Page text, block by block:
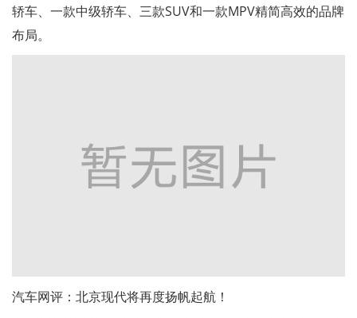
轿车、一款中级轿车、三款SUV和一款MPV精简高效的品牌
布局。
汽车网评：北京现代将再度扬帆起航！